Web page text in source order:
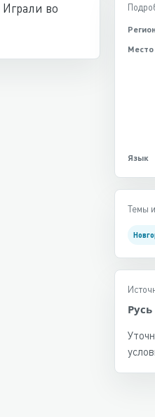
во
Регион
Место
Язык
Темы